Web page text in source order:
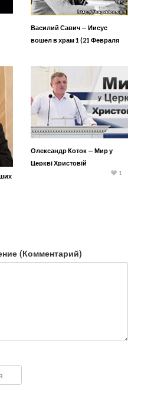
Василий Савич — Иисус
вошел в храм 1 (21 Февраля
Олександр Коток — Мир у
Церкві Христовій
1
(Комментарий)